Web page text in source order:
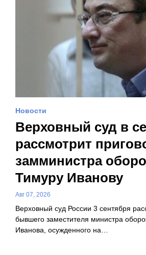
Новости
Верховный суд в
рассмотрит
замминистра
Тимуру Иванову
Авг 07, 2026
Верховный суд России 3 сентября
бывшего заместителя министра
Иванова, осужденного на…